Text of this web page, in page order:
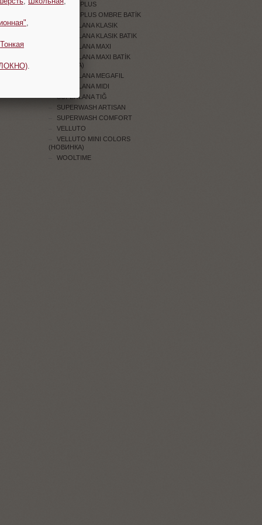
SOFTY PLUS
SOFTY PLUS OMBRE BATİK
SUPERLANA KLASIK
SUPERLANA KLASIK BATIK
SUPERLANA MAXI
SUPERLANA MAXI BATİK
(НОВИНКА)
SUPERLANA MEGAFIL
SUPERLANA MIDI
SUPERLANA TIĞ
SUPERWASH ARTISAN
SUPERWASH COMFORT
VELLUTO
VELLUTO MINI COLORS
(НОВИНКА)
WOOLTIME
Тонкая